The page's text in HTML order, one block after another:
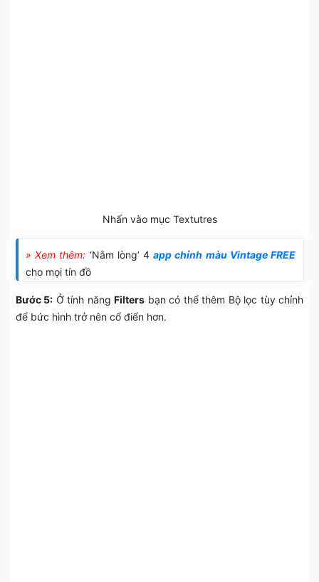
Nhấn vào mục Textutres
» Xem thêm: ‘Nằm lòng’ 4app chỉnh màu Vintage FREE
cho mọi tín đồ
Bước 5: Ở tính năngFilters bạn có thể thêm Bộ lọc tùy chỉnh
để bức hình trở nên cổ điển hơn.